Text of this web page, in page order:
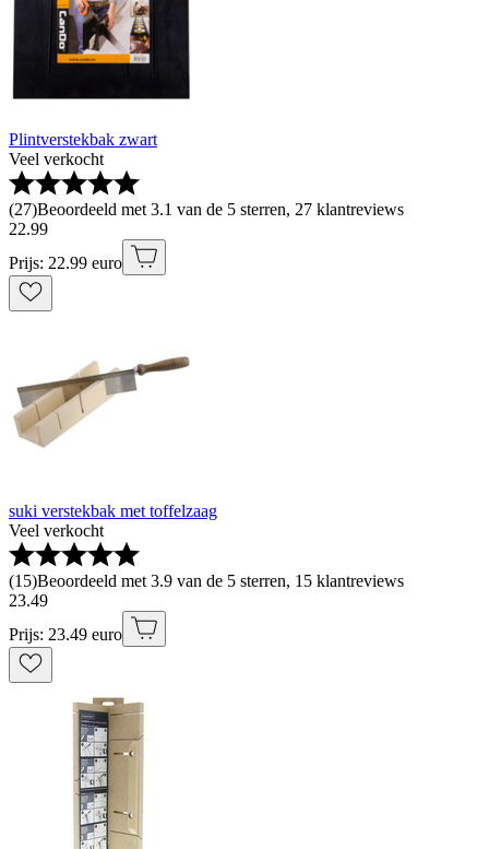
Plintverstekbak zwart
Veel verkocht
(27)Beoordeeld met 3.1 van de 5 sterren, 27 klantreviews
22.99
Prijs: 22.99 euro
suki verstekbak met toffelzaag
Veel verkocht
(15)Beoordeeld met 3.9 van de 5 sterren, 15 klantreviews
23.49
Prijs: 23.49 euro